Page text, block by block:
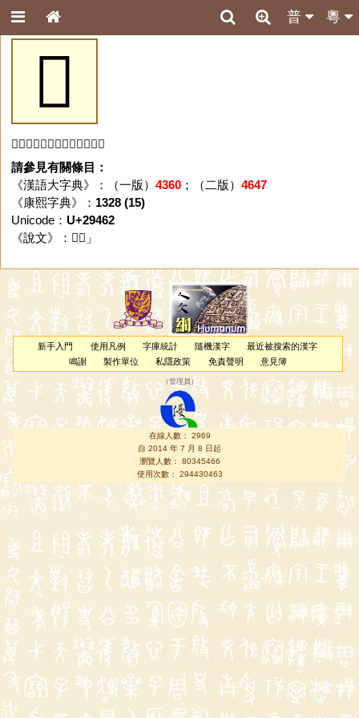
粵
普
𩑢
「𩑢」字未收錄於本資料庫。
請參見有關條目：
《漢語大字典》：（一版） 4360；（二版） 4647
《康熙字典》： 1328 (15)
Unicode： U+29462
《說文》：「 𩑢 」
新手入門 使用凡例 字庫統計 隨機漢字
最近被搜索的漢字
鳴謝
製作單位 私隱政策 免責聲明 意見簿
（管理員 ）
在線人數： 2969
自 2014 年 7 月 8 日起
瀏覽人數： 80345466
使用次數： 294430463